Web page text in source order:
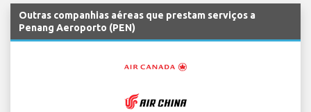
Outras companhias aéreas que prestam serviços a
Penang Aeroporto (PEN)